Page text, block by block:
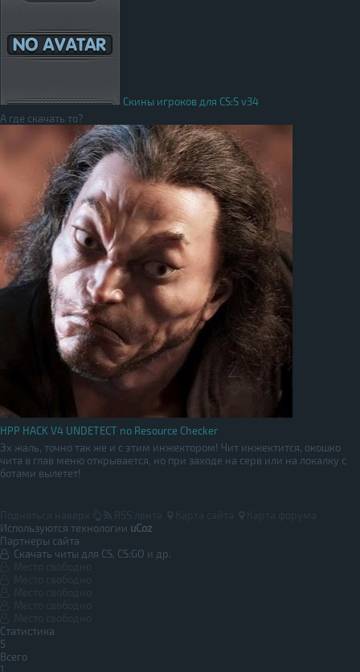
Скины игроков для CS:S v34
А где скачать то?
HPP HACK V4 UNDETECT no Resource Checker
Эх жаль, точно так же и с этим инжектором! Чит инжектится, окошко
чита в глав меню открывается, но при заходе на серв или на локалку с
ботами вылетет!
Используются технологии uCoz
Партнеры сайта
Скачать читы для CS, CS:GO и др.
Статистика
5
Всего